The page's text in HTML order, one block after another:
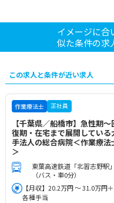
イメージに合
似た条件の求
この求人と条件が近い求人
作業療法士 正社員
【千葉県／船橋市】急性期～
復期・在宅まで展開している
手法人の総合病院＜作業療法
＞
東葉高速鉄道「北習志野駅」
（バス・車0分）
【月収】20.2万円 ～ 31.0万円＋
各種手当